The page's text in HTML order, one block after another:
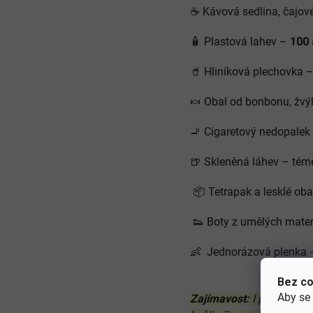
Bez
Aby
☕ Kávová sedlina,
🧴 Plastová lahev – 100
🥤 Hliníková plechovka –
🍬 Obal od bonbonu,
🚬 Cigaretový nedopalek
🍺 Skleněná láhev –
📦 Tetrapak a lesklé
👟 Boty z umělých
👶 Jednorázová plenka
Zajímavost:I přírodní